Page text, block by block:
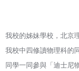
我校的姊妹學校，北京
我校中四修讀物理科的
同學一同參與「迪士尼